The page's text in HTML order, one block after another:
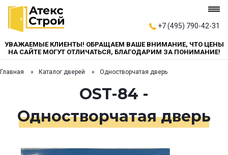
+7 (495) 790-42-31
УВАЖАЕМЫЕ КЛИЕНТЫ! ОБРАЩАЕМ ВАШЕ ВНИМАНИЕ, ЧТО ЦЕНЫ
НА САЙТЕ МОГУТ ОТЛИЧАТЬСЯ, БЛАГОДАРИМ ЗА ПОНИМАНИЕ!
Главная Каталог дверей Одностворчатая дверь
OST-84 -
Одностворчатая дверь